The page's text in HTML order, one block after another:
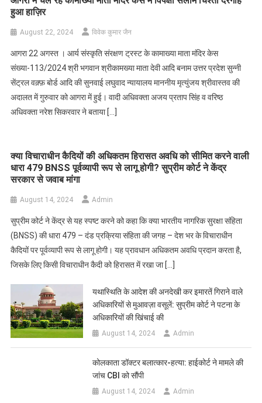
हुआ हाज़िर
August 22, 2024 विवेक कुमार जैन
आगरा 22 अगस्त । आर्य संस्कृति संरक्षण ट्रस्ट के कामाख्या माता मंदिर केस
संख्या-113/2024 श्री भगवान श्रीकामख्या माता देवी आदि बनाम उत्तर प्रदेश सुन्नी
सेंट्रल वक़्फ़ बोर्ड आदि की सुनवाई लघुवाद न्यायालय माननीय मृत्युंजय श्रीवास्तव की
अदालत में गुरुवार को आगरा में हुई। वादी अधिवक्ता अजय प्रताप सिंह व वरिष्ठ
अधिवक्ता नरेश सिकरवार ने बताया […]
क्या विचाराधीन कैदियों की अधिकतम हिरासत अवधि को सीमित करने वाली
धारा 479 BNSS पूर्वव्यापी रूप से लागू होगी? सुप्रीम कोर्ट ने केंद्र
सरकार से जवाब मांगा
August 14, 2024 Admin
सुप्रीम कोर्ट ने केंद्र से यह स्पष्ट करने को कहा कि क्या भारतीय नागरिक सुरक्षा संहिता
(BNSS) की धारा 479 – दंड प्रक्रिया संहिता की जगह – देश भर के विचाराधीन
कैदियों पर पूर्वव्यापी रूप से लागू होगी। यह प्रावधान अधिकतम अवधि प्रदान करता है,
जिसके लिए किसी विचाराधीन कैदी को हिरासत में रखा जा […]
यथास्थिति के आदेश की अनदेखी कर इमारतें गिराने वाले
अधिकारियों से मुआवज़ा वसूलें: सुप्रीम कोर्ट ने पटना के
अधिकारियों की खिंचाई की
August 14, 2024 Admin
कोलकाता डॉक्टर बलात्कार-हत्या: हाईकोर्ट ने मामले की
जांच CBI को सौंपी
August 14, 2024 Admin